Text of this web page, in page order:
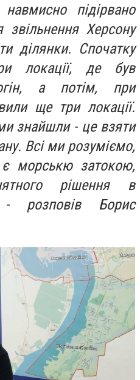
підірвано
звільнення Херсону
ділянки. Спочатку
локації, де був
а потім, при
ще три локації.
знайшли - це взяти
Всі ми розуміємо,
морськю затокою,
рішення в
розповів Борис